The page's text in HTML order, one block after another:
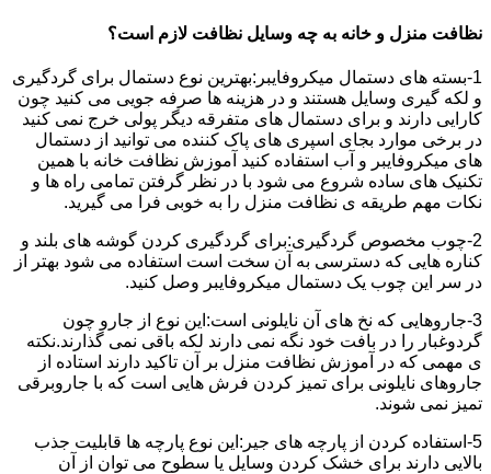
نظافت منزل و خانه به چه وسایل نظافت لازم است؟
1-بسته های دستمال میکروفایبر:بهترین نوع دستمال برای گردگیری
و لکه گیری وسایل هستند و در هزینه ها صرفه جویی می کنید چون
کارایی دارند و برای دستمال های متفرقه دیگر پولی خرج نمی کنید
در برخی موارد بجای اسپری های پاک کننده می توانید از دستمال
های میکروفایبر و آب استفاده کنید آموزش نظافت خانه با همین
تکنیک های ساده شروع می شود با در نظر گرفتن تمامی راه ها و
نکات مهم طریقه ی نظافت منزل را به خوبی فرا می گیرید.
2-چوب مخصوص گردگیری:برای گردگیری کردن گوشه های بلند و
کناره هایی که دسترسی به آن سخت است استفاده می شود بهتر از
در سر این چوب یک دستمال میکروفایبر وصل کنید.
3-جاروهایی که نخ های آن نایلونی است:این نوع از جارو چون
گردوغبار را در بافت خود نگه نمی دارند لکه باقی نمی گذارند.نکته
ی مهمی که در آموزش نظافت منزل بر آن تاکید دارند استاده از
جاروهای نایلونی برای تمیز کردن فرش هایی است که با جاروبرقی
تمیز نمی شوند.
5-استفاده کردن از پارچه های جیر:این نوع پارچه ها قابلیت جذب
بالایی دارند برای خشک کردن وسایل یا سطوح می توان از آن